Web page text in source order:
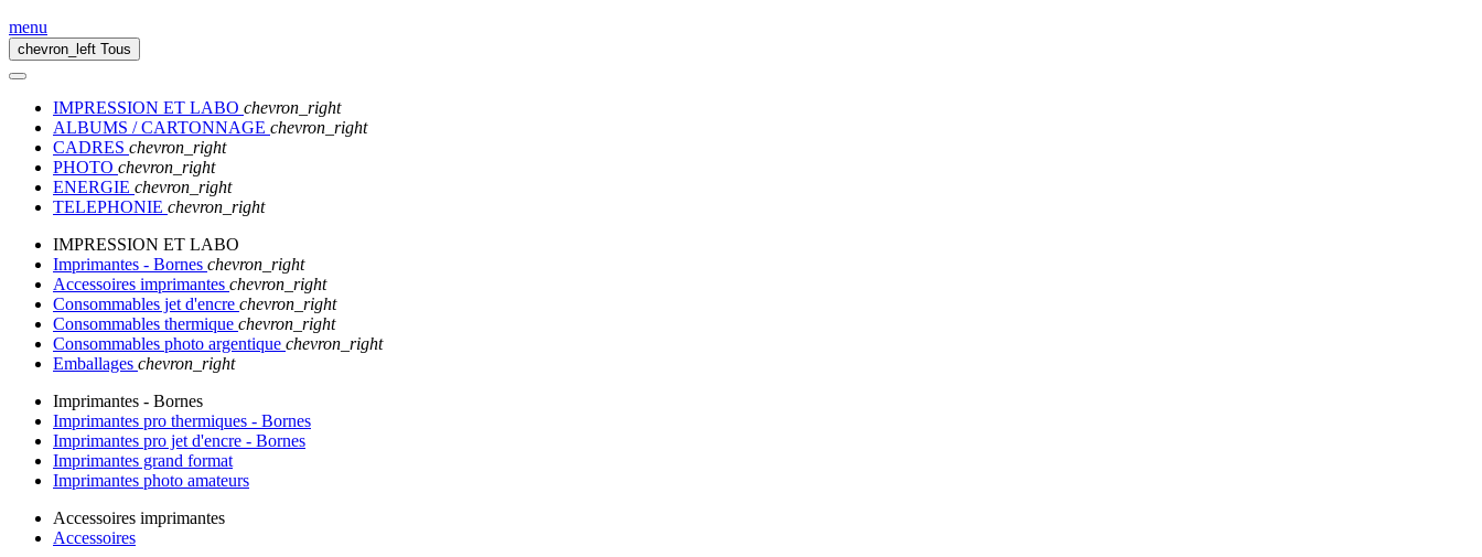
menu
chevron_left Tous
IMPRESSION ET LABO chevron_right
ALBUMS / CARTONNAGE chevron_right
CADRES chevron_right
PHOTO chevron_right
ENERGIE chevron_right
TELEPHONIE chevron_right
IMPRESSION ET LABO
Imprimantes - Bornes chevron_right
Accessoires imprimantes chevron_right
Consommables jet d'encre chevron_right
Consommables thermique chevron_right
Consommables photo argentique chevron_right
Emballages chevron_right
Imprimantes - Bornes
Imprimantes pro thermiques - Bornes
Imprimantes pro jet d'encre - Bornes
Imprimantes grand format
Imprimantes photo amateurs
Accessoires imprimantes
Accessoires